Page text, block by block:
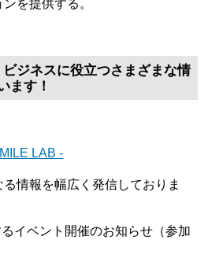
を提供する。
ジネスに役立つさまざまな情
ます！
LAB -
情報を幅広く発信しておりま
イベント開催のお知らせ（参加